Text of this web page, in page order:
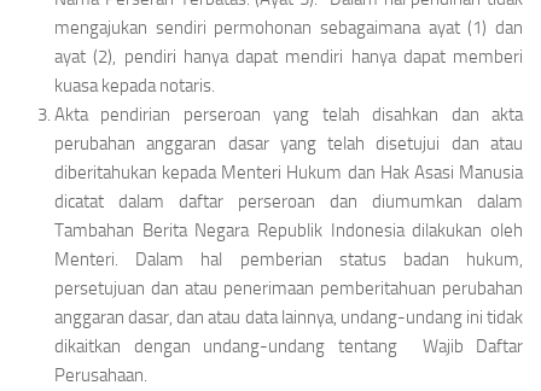
mengajukan sendiri permohonan sebagaimana ayat (1) dan
ayat (2), pendiri hanya dapat mendiri hanya dapat memberi
kuasa kepada notaris.
Akta pendirian perseroan yang telah disahkan dan akta
perubahan anggaran dasar yang telah disetujui dan atau
diberitahukan kepada Menteri Hukum dan Hak Asasi Manusia
dicatat dalam daftar perseroan dan diumumkan dalam
Tambahan Berita Negara Republik Indonesia dilakukan oleh
Menteri. Dalam hal pemberian status badan hukum,
persetujuan dan atau penerimaan pemberitahuan perubahan
anggaran dasar, dan atau data lainnya, undang-undang ini tidak
dikaitkan dengan undang-undang tentang Wajib Daftar
Perusahaan.